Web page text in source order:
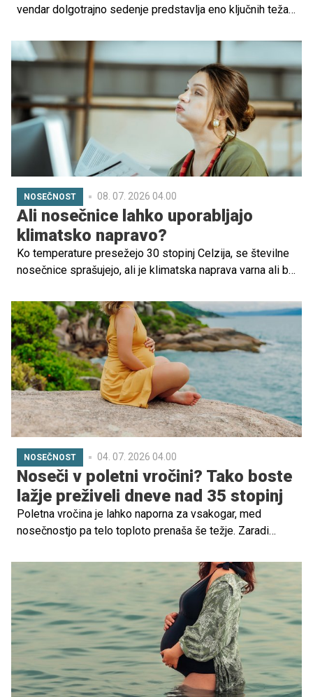
vendar dolgotrajno sedenje predstavlja eno ključnih težav,
nepremičnega sedenja na krvni obtok.
NOSEČNOST 08. 07. 2026 04.00
Ali nosečnice lahko uporabljajo
klimatsko napravo?
Ko temperature presežejo 30 stopinj Celzija, se številne
nosečnice sprašujejo, ali je klimatska naprava varna ali bi
od tega, da lahko klimatska naprava škoduje otroku, do
prepričanja, da povzroča prehlad ali celo zaplete v
nosečnosti.
NOSEČNOST 04. 07. 2026 04.00
Noseči v poletni vročini? Tako boste
lažje preživeli dneve nad 35 stopinj
Poletna vročina je lahko naporna za vsakogar, med
nosečnostjo pa telo toploto prenaša še težje. Zaradi
dodatnega napora, ki ga telo vlaga v razvoj otroka, se
nosečnice hitreje pregrejejo in dehidrirajo.